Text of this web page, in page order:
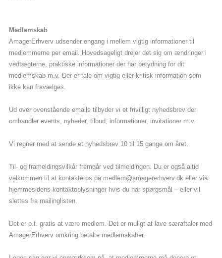
Medlemskab
AmagerErhverv udsender engang i mellem vigtig informationer til
medlemmerne per email. Hovedsageligt drejer det sig om ændringer i
vedtægterne, praktiske informationer der har betydning for dit
medlemskab m.v. Der er tale om vigtig eller kritisk information som
ikke kan fravælges.
Ud over ovenstående emails tilbyder vi et frivilligt nyhedsbrev der
omhandler events, nyheder, tilbud, informationer, invitationer m.v.
Vi regner med at sende et nyhedsbrev 10 til 15 gange om året.
Til- og frameldingsvilkår fremgår ved tilmeldingen. Du er også altid
velkommen til at kontakte os på medlem@amagererhverv.dk eller via
hjemmesidens kontaktoplysninger hvis du har spørgsmål – eller vil
slettes fra mailinglisten.
Det er p.t. gratis at være medlem. Det er muligt at lave særaftaler med
AmagerErhverv omkring betalte medlemskaber.